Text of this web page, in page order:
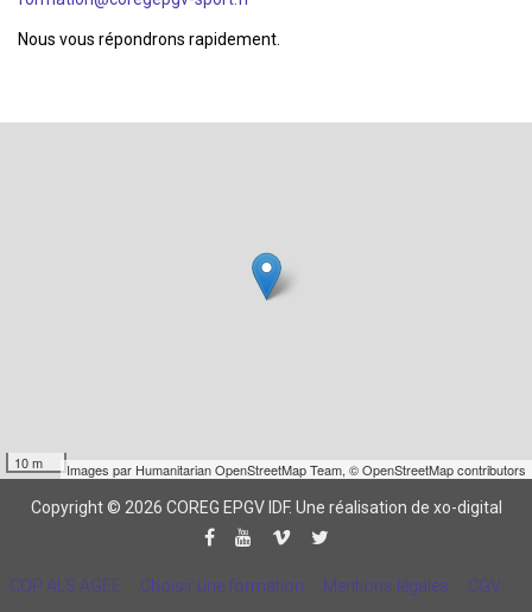
Nous vous répondrons rapidement.
10 m Images par Humanitarian OpenStreetMap Team, © OpenStreetMap contributors
Copyright © 2026 COREG EPGV IDF. Une réalisation de xo-digital
CQP ALS AGEE Choisir une formation Mentions légales CGV